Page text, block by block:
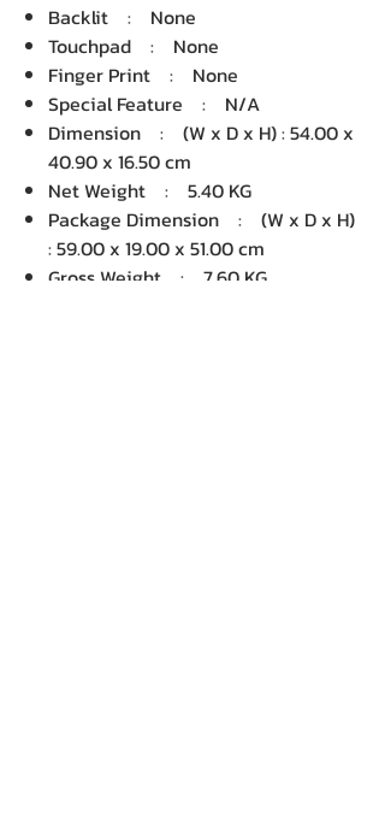
Backlit : None
Touchpad : None
Finger Print : None
Special Feature : N/A
Dimension : (W x D x H) : 54.00 x
40.90 x 16.50 cm
Net Weight : 5.40 KG
Package Dimension : (W x D x H)
: 59.00 x 19.00 x 51.00 cm
Gross Weight : 7.60 KG